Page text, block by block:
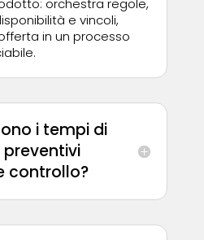
orchestra regole,
e vincoli,
in un processo
i tempi di
preventivi
controllo?